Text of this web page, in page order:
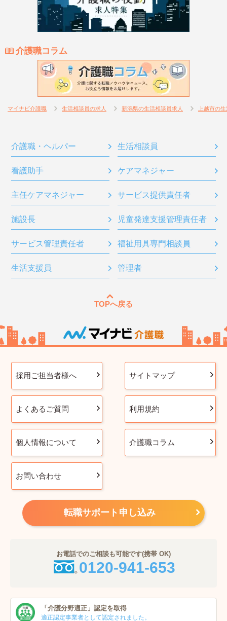
介護職コラム
マイナビ介護職 生活相談員の求人 新潟県の生活相談員求人 上越市の
介護職・ヘルパー 生活相談員
看護助手 ケアマネジャー
主任ケアマネジャー サービス提供責任者
施設長 児童発達支援管理責任者
サービス管理責任者 福祉用具専門相談員
生活支援員 管理者
TOPへ戻る
採用ご担当者様へ サイトマップ
よくあるご質問 利用規約
個人情報について 介護職コラム
お問い合わせ
転職サポート申し込み
お電話でのご相談も可能です(携帯 OK)
0120-941-653
「介護分野適正」 認定を取得
適正認定事業者として認定されました。